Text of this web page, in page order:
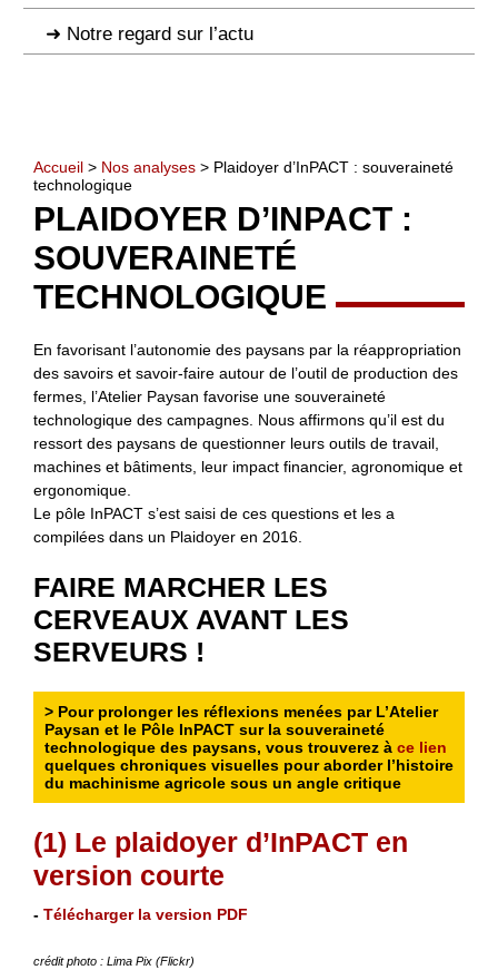
Notre regard sur l’actu
Accueil > Nos analyses > Plaidoyer d’InPACT : souveraineté
technologique
PLAIDOYER D’INPACT :
SOUVERAINETÉ
TECHNOLOGIQUE
En favorisant l’autonomie des paysans par la réappropriation
des savoirs et savoir-faire autour de l’outil de production des
fermes, l’Atelier Paysan favorise une souveraineté
technologique des campagnes. Nous affirmons qu’il est du
ressort des paysans de questionner leurs outils de travail,
machines et bâtiments, leur impact financier, agronomique et
ergonomique.
Le pôle InPACT s’est saisi de ces questions et les a
compilées dans un Plaidoyer en 2016.
FAIRE MARCHER LES
CERVEAUX AVANT LES
SERVEURS !
> Pour prolonger les réflexions menées par L’Atelier
Paysan et le Pôle InPACT sur la souveraineté
technologique des paysans, vous trouverez à ce lien
quelques chroniques visuelles pour aborder l’histoire
du machinisme agricole sous un angle critique
(1) Le plaidoyer d’InPACT en
version courte
- Télécharger la version PDF
crédit photo : Lima Pix (Flickr)